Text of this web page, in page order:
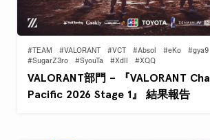
#TEAM #VALORANT #VCT #Absol #eKo #gya9
#SugarZ3ro
#SyouTa #Xdll #XQQ
VALORANT部門 – 『VALORANT
Pacific 2026 Stage 1』 結果報告